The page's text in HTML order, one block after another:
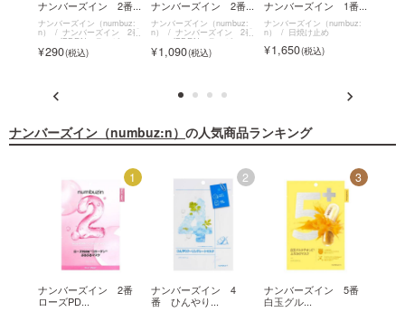
ナンバーズイン 2番...
ナンバーズイン（numbuz:
n） ナンバーズイン 2番
ローズPDRNコラーゲンぷ
るぷるマスク
290
ナンバーズイン 2番...
ナンバーズイン（numbuz:
n） ナンバーズイン 2番
ローズPDRNコラーゲンぷ
るぷるマスク
1,090
ナンバーズイン 1番...
ナンバーズイン（numbuz:
n） 日焼け止め
1,650
ナンバーズイン（numbuz:n） の人気商品ランキング
1
ナンバーズイン 2番
ローズPD...
2
ナンバーズイン 4
番 ひんやり...
3
ナンバーズイン 5番
白玉グル...